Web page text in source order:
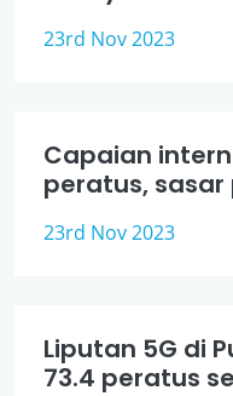
23rd Nov 2023
Capaian
peratus, sasar
23rd Nov 2023
Liputan 5G di
73.4 peratus